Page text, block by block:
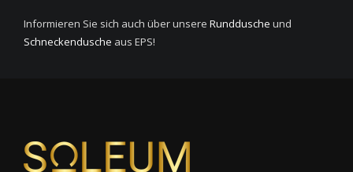
Informieren Sie sich auch über unsere Runddusche und
Schneckendusche aus EPS!